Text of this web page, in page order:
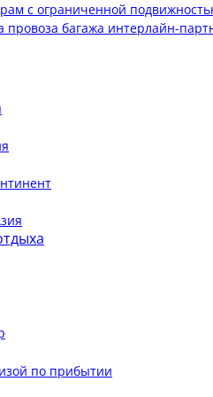
с ограниченной
багажа интерлайн-
по прибытии